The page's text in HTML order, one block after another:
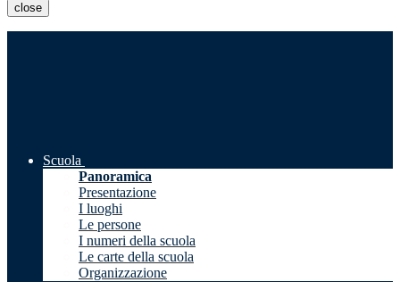
close
Scuola
Panoramica
Presentazione
I luoghi
Le persone
I numeri della scuola
Le carte della scuola
Organizzazione